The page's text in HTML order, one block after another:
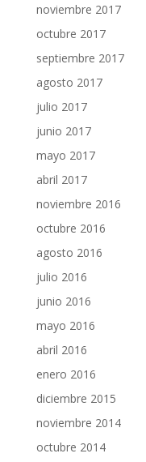
noviembre 2017
octubre 2017
septiembre 2017
agosto 2017
julio 2017
junio 2017
mayo 2017
abril 2017
noviembre 2016
octubre 2016
agosto 2016
julio 2016
junio 2016
mayo 2016
abril 2016
enero 2016
diciembre 2015
noviembre 2014
octubre 2014